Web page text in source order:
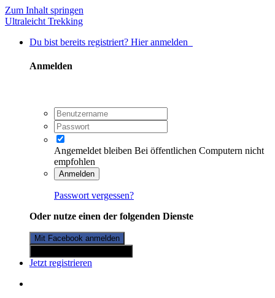
Zum Inhalt springen
Ultraleicht Trekking
Du bist bereits registriert? Hier anmelden
Anmelden
Angemeldet bleiben Bei öffentlichen Computern nicht
empfohlen
Anmelden
Passwort vergessen?
Oder nutze einen der folgenden Dienste
Mit Facebook anmelden
Jetzt registrieren